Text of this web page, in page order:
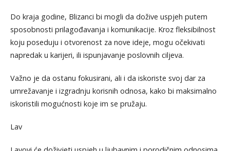
Do kraja godine, Blizanci bi mogli da dožive uspjeh putem
sposobnosti prilagođavanja i komunikacije. Kroz fleksibilnost
koju poseduju i otvorenost za nove ideje, mogu očekivati
napredak u karijeri, ili ispunjavanje poslovnih ciljeva.
Važno je da ostanu fokusirani, ali i da iskoriste svoj dar za
umrežavanje i izgradnju korisnih odnosa, kako bi maksimalno
iskoristili mogućnosti koje im se pružaju.
Lav